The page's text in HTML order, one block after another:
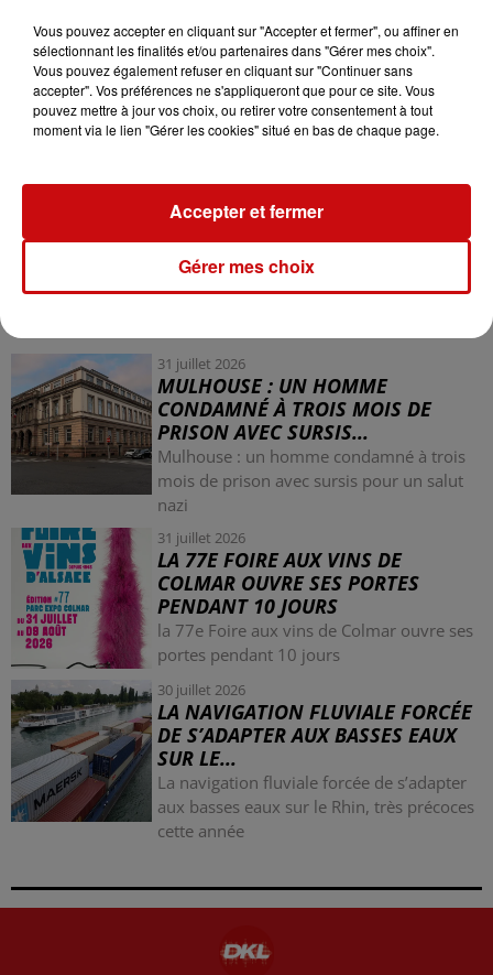
Ces vols visent principalement à récupérer le cuivre
contenu dans les câbles, un matériau dont la valeur
marchande ne cesse d’augmenter. Une fois dérobé, le
métal est découpé puis revendu sur des circuits
internationaux.
LES AUTRES ACTUALITÉS
31 juillet 2026
MULHOUSE : UN HOMME
CONDAMNÉ À TROIS MOIS DE
PRISON AVEC SURSIS...
Mulhouse : un homme condamné à trois
mois de prison avec sursis pour un salut
nazi
31 juillet 2026
LA 77E FOIRE AUX VINS DE
COLMAR OUVRE SES PORTES
PENDANT 10 JOURS
la 77e Foire aux vins de Colmar ouvre ses
portes pendant 10 jours
30 juillet 2026
LA NAVIGATION FLUVIALE FORCÉE
DE S’ADAPTER AUX BASSES EAUX
SUR LE...
La navigation fluviale forcée de s’adapter
aux basses eaux sur le Rhin, très précoces
cette année
Vous pouvez accepter en cliquant sur "Accepter et fermer", ou affiner en
sélectionnant les finalités et/ou partenaires dans "Gérer mes choix".
Vous pouvez également refuser en cliquant sur "Continuer sans
accepter". Vos préférences ne s'appliqueront que pour ce site. Vous
pouvez mettre à jour vos choix, ou retirer votre consentement à tout
moment via le lien "Gérer les cookies" situé en bas de chaque page.
Gérer mes choix
Accepter et fermer